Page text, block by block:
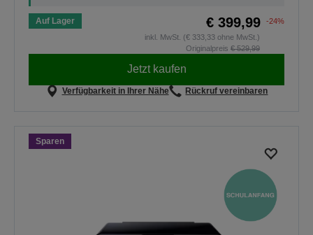
Auf Lager € 399,99
-24%
inkl. MwSt. (€ 333,33 ohne MwSt.)
Originalpreis € 529,99
Jetzt kaufen
Verfügbarkeit in Ihrer Nähe Rückruf vereinbaren
Sparen